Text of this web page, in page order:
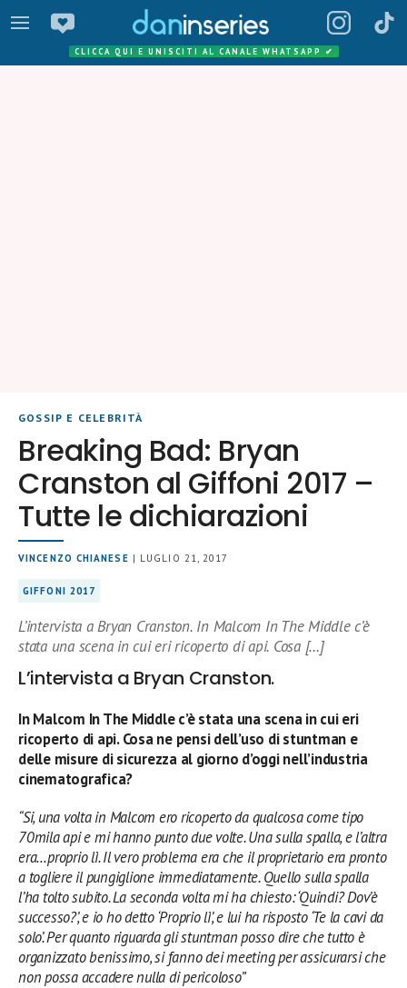
CLICCA QUI E UNISCITI AL CANALE WHATSAPP ✔
GOSSIP E CELEBRITÀ
Breaking Bad: Bryan
Cranston al Giffoni 2017 –
Tutte le dichiarazioni
VINCENZO CHIANESE | LUGLIO 21, 2017
GIFFONI 2017
L’intervista a Bryan Cranston. In Malcom In The Middle c’è
stata una scena in cui eri ricoperto di api. Cosa […]
L’intervista a Bryan Cranston.
In Malcom In The Middle c’è stata una scena in cui eri
ricoperto di api. Cosa ne pensi dell’uso di stuntman e
delle misure di sicurezza al giorno d’oggi nell’industria
cinematografica?
“Si, una volta in Malcom ero ricoperto da qualcosa come tipo
70mila api e mi hanno punto due volte. Una sulla spalla, e l’altra
era…proprio lì. Il vero problema era che il proprietario era pronto
a togliere il pungiglione immediatamente. Quello sulla spalla
l’ha tolto subito. La seconda volta mi ha chiesto: ‘Quindi? Dov’è
successo?’, e io ho detto ‘Proprio lì’, e lui ha risposto ‘Te la cavi da
solo’. Per quanto riguarda gli stuntman posso dire che tutto è
organizzato benissimo, si fanno dei meeting per assicurarsi che
non possa accadere nulla di pericoloso”